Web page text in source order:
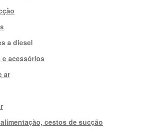
a diesel
acessórios
ar
cestos de sucção